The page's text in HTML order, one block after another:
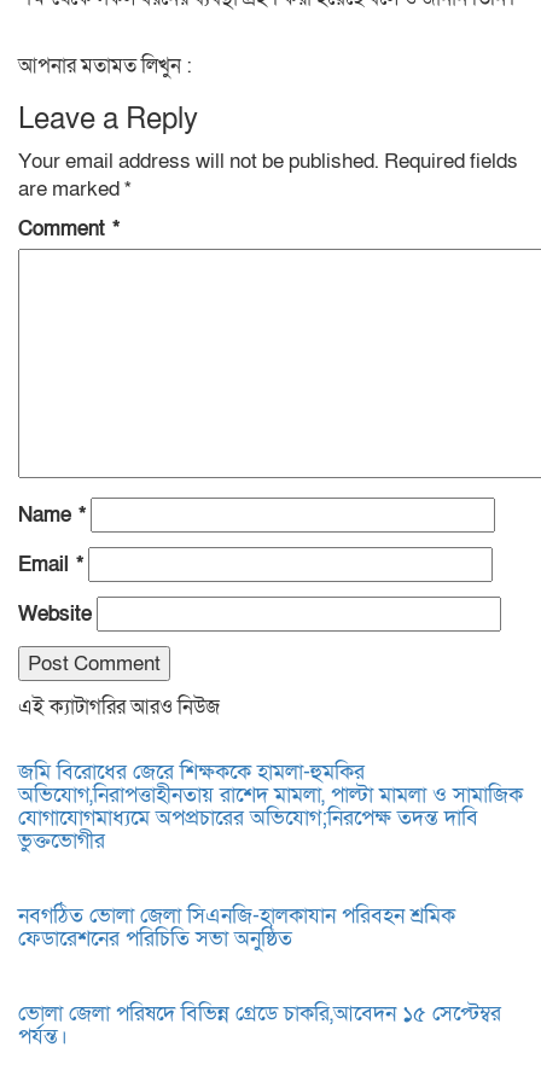
আপনার মতামত লিখুন :
Leave a Reply
Your email address will not be published. Required fields
are marked*
Comment *
Name *
Email *
Website
এই ক্যাটাগরির আরও নিউজ
জমি বিরোধের জেরে শিক্ষককে হামলা-হুমকির
অভিযোগ,নিরাপত্তাহীনতায় রাশেদ মামলা, পাল্টা মামলা ও সামাজিক
যোগাযোগমাধ্যমে অপপ্রচারের অভিযোগ;নিরপেক্ষ তদন্ত দাবি
ভুক্তভোগীর
নবগঠিত ভোলা জেলা সিএনজি-হালকাযান পরিবহন শ্রমিক
ফেডারেশনের পরিচিতি সভা অনুষ্ঠিত
ভোলা জেলা পরিষদে বিভিন্ন গ্রেডে চাকরি,আবেদন ১৫ সেপ্টেম্বর
পর্যন্ত।